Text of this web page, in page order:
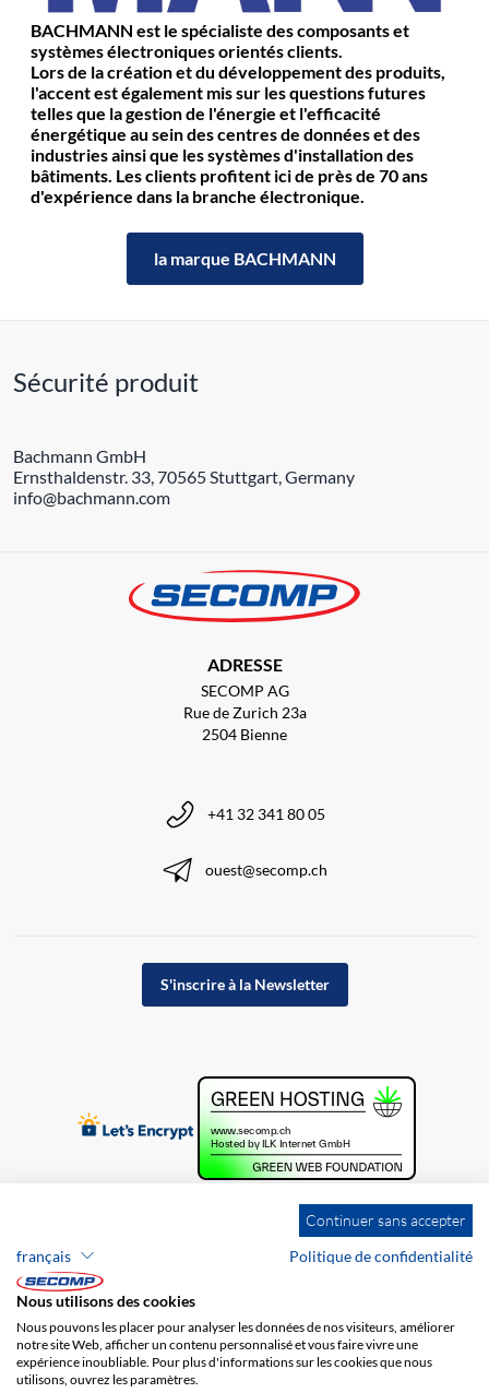
BACHMANN est le spécialiste des composants et
systèmes électroniques orientés clients.
Lors de la création et du développement des produits,
l'accent est également mis sur les questions futures
telles que la gestion de l'énergie et l'efficacité
énergétique au sein des centres de données et des
industries ainsi que les systèmes d'installation des
bâtiments. Les clients profitent ici de près de 70 ans
d'expérience dans la branche électronique.
la marque BACHMANN
Sécurité produit
Bachmann GmbH
Ernsthaldenstr. 33, 70565 Stuttgart, Germany
info@bachmann.com
ADRESSE
SECOMP AG
Rue de Zurich 23a
2504 Bienne
+41 32 341 80 05
ouest@secomp.ch
S'inscrire à la Newsletter
Brands
Continuer sans accepter
français
Politique de confidentialité
Nous utilisons des cookies
Nous pouvons les placer pour analyser les données de nos visiteurs, améliorer
notre site Web, afficher un contenu personnalisé et vous faire vivre une
expérience inoubliable. Pour plus d'informations sur les cookies que nous
utilisons, ouvrez les paramètres.